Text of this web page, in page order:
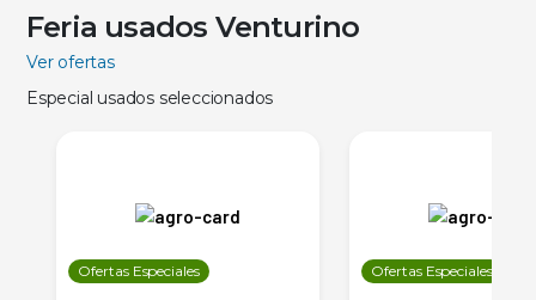
Feria usados Venturino
Ver ofertas
Especial usados seleccionados
Ofertas Especiales Ofertas Especiales